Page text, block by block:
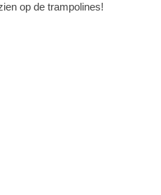
op de trampolines!